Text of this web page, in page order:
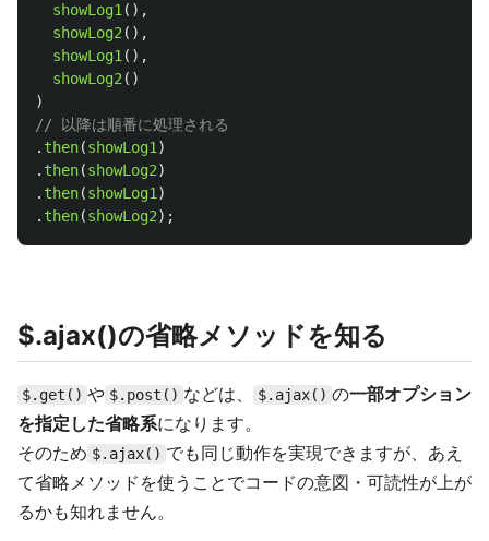
showLog1 (),
showLog2 (),
showLog1 (),
showLog2 ()
)
// 以降は順番に処理される
. then(showLog1 )
. then(showLog2)
. then(showLog1 )
. then(showLog2);
$.ajax()の省略メソッドを知る
$.get() や $.post() などは、 $.ajax() の一部オプション
を指定した省略系になります。
そのため $.ajax() でも同じ動作を実現できますが、あえ
て省略メソッドを使うことでコードの意図・可読性が上が
るかも知れません。